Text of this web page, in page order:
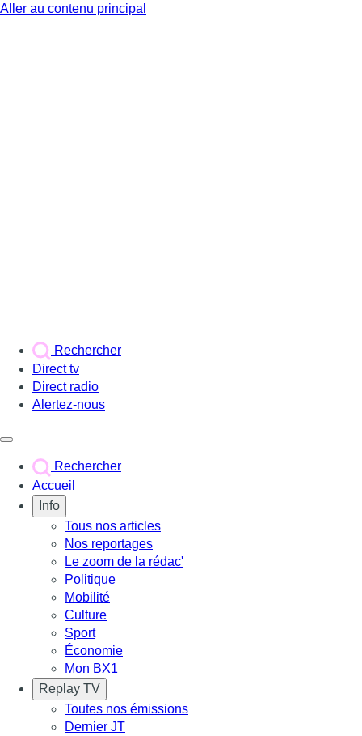
Aller au contenu principal
Rechercher
Direct tv
Direct radio
Alertez-nous
Rechercher
Accueil
Info
Tous nos articles
Nos reportages
Le zoom de la rédac'
Politique
Mobilité
Culture
Sport
Économie
Mon BX1
Replay TV
Toutes nos émissions
Dernier JT